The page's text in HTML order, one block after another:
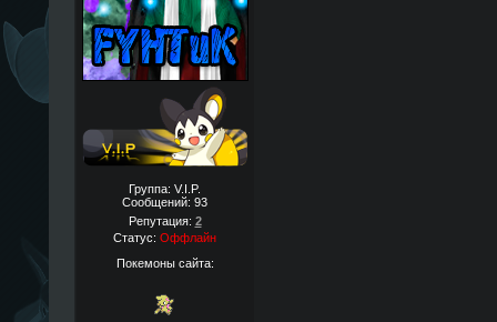
Группа: V.I.P.
Сообщений: 93
Репутация: 2
Статус: Оффлайн
Покемоны сайта: